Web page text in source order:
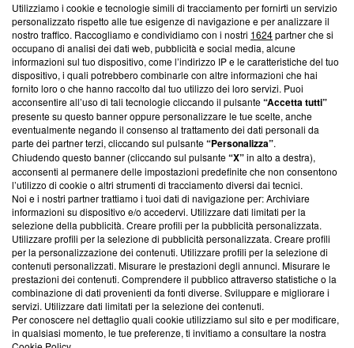
Questa sezione offre informazioni trasparenti su Blasting
News, sui nostri processi editoriali e su come ci impegniamo a
creare news di qualità. Inoltre, afferma la nostra aderenza a
‘Trust Project - News with Integrity’Blasting News non è
ancora membro del programma, ma ha richiesto di farne
parte; Trust Project non ha ancora effettuato una verifica di
conformità agli standard.
Su di noi
Team editoriale
Corporate
Redazione
Informativa Privacy
Cookie Policy
Blasting SA, IDI CHE-247.845.224, Via Carlo Frasca, 3 - 6900
Lugano (Svizzera) Tel:+39 0690258937
Utilizziamo i cookie e tecnologie simili di tracciamento per fornirti un servizio
personalizzato rispetto alle tue esigenze di navigazione e per analizzare il
nostro traffico. Raccogliamo e condividiamo con i nostri 1624partner che si
occupano di analisi dei dati web, pubblicità e social media, alcune
informazioni sul tuo dispositivo, come l’indirizzo IP e le caratteristiche del tuo
dispositivo, i quali potrebbero combinarle con altre informazioni che hai
fornito loro o che hanno raccolto dal tuo utilizzo dei loro servizi. Puoi
acconsentire all’uso di tali tecnologie cliccando il pulsante“Accetta tutti”
presente su questo banner oppure personalizzare le tue scelte, anche
eventualmente negando il consenso al trattamento dei dati personali da
parte dei partner terzi, cliccando sul pulsante“Personalizza”.
Chiudendo questo banner (cliccando sul pulsante“X”in alto a destra),
acconsenti al permanere delle impostazioni predefinite che non consentono
l’utilizzo di cookie o altri strumenti di tracciamento diversi dai tecnici.
Noi e i nostri partner trattiamo i tuoi dati di navigazione per: Archiviare
informazioni su dispositivo e/o accedervi. Utilizzare dati limitati per la
selezione della pubblicità. Creare profili per la pubblicità personalizzata.
Utilizzare profili per la selezione di pubblicità personalizzata. Creare profili
per la personalizzazione dei contenuti. Utilizzare profili per la selezione di
contenuti personalizzati. Misurare le prestazioni degli annunci. Misurare le
prestazioni dei contenuti. Comprendere il pubblico attraverso statistiche o la
combinazione di dati provenienti da fonti diverse. Sviluppare e migliorare i
servizi. Utilizzare dati limitati per la selezione dei contenuti.
Per conoscere nel dettaglio quali cookie utilizziamo sul sito e per modificare,
in qualsiasi momento, le tue preferenze, ti invitiamo a consultare la nostra